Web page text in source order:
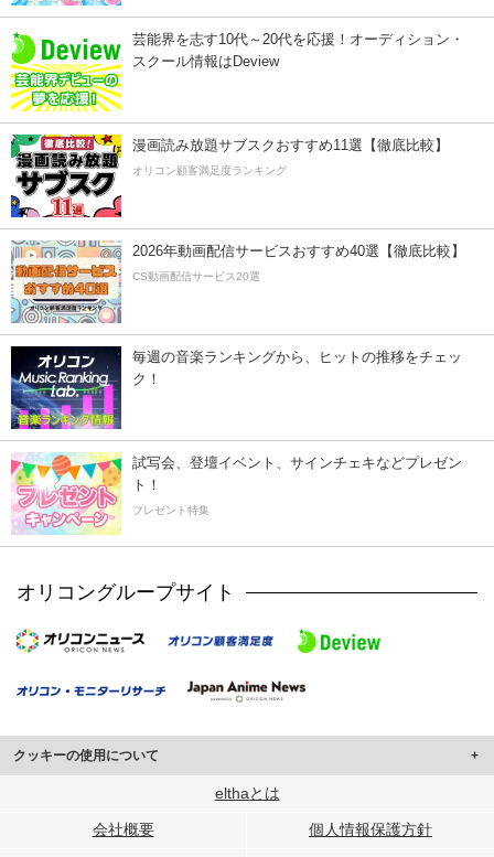
芸能界を志す10代～20代を応援！オーディション・
スクール情報はDeview
漫画読み放題サブスクおすすめ11選【徹底比較】
オリコン顧客満足度ランキング
2026年動画配信サービスおすすめ40選【徹底比較】
CS動画配信サービス20選
毎週の音楽ランキングから、ヒットの推移をチェッ
ク！
試写会、登壇イベント、サインチェキなどプレゼン
ト！
プレゼント特集
オリコングループサイト
クッキーの使用について
このサイトでは Cookie を使用して、ユーザーに合わせたコンテンツや広告の
行っています。
elthaとは
会社概要 個人情報保護方針